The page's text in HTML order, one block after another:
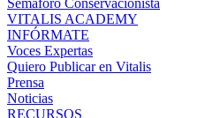
Semáforo Conservacionista
VITALIS ACADEMY
INFÓRMATE
Voces Expertas
Quiero Publicar en Vitalis
Prensa
Noticias
RECURSOS